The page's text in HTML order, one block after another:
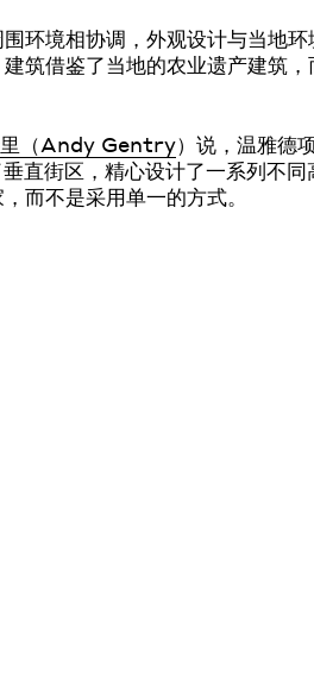
环境相协调，外观设计与当地
筑借鉴了当地的农业遗产建筑
里（Andy Gentry）说，温雅德
直街区，精心设计了一系列不
而不是采用单一的方式。